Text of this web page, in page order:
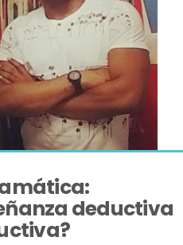
deductiva